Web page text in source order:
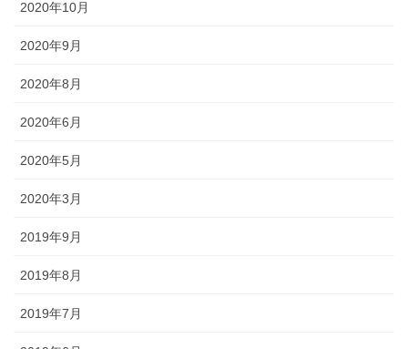
2020年10月
2020年9月
2020年8月
2020年6月
2020年5月
2020年3月
2019年9月
2019年8月
2019年7月
日に再び同様の「あえのこと」が行われます。